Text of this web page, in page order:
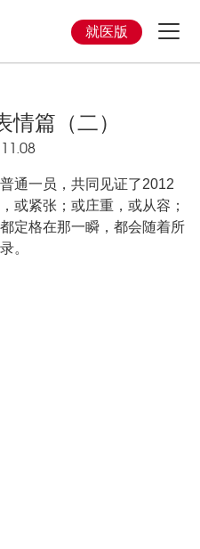
就医版
情篇（二）
通一员，共同见证了2012
或紧张；或庄重，或从容；
定格在那一瞬，都会随着所
。